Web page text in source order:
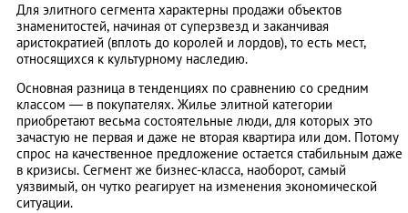
Для элитного сегмента характерны продажи объектов
знаменитостей, начиная от суперзвезд и заканчивая
аристократией (вплоть до королей и лордов), то есть мест,
относящихся к культурному наследию.
Основная разница в тенденциях по сравнению со средним
классом ― в покупателях. Жилье элитной категории
приобретают весьма состоятельные люди, для которых это
зачастую не первая и даже не вторая квартира или дом. Потому
спрос на качественное предложение остается стабильным даже
в кризисы. Сегмент же бизнес-класса, наоборот, самый
уязвимый, он чутко реагирует на изменения экономической
ситуации.